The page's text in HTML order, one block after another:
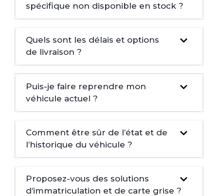
spécifique non disponible en stock ?
Quels sont les délais et options
de livraison ?
Puis-je faire reprendre mon
véhicule actuel ?
Comment être sûr de l’état et de
l’historique du véhicule ?
Proposez-vous des solutions
d’immatriculation et de carte grise ?